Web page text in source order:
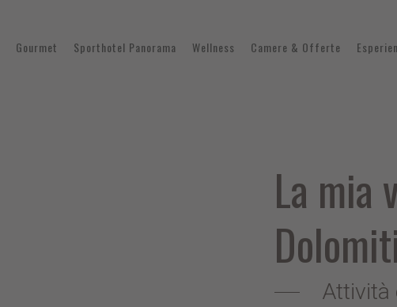
Gourmet Sporthotel Panorama Wellness Camere & Offerte
La mia
Attività